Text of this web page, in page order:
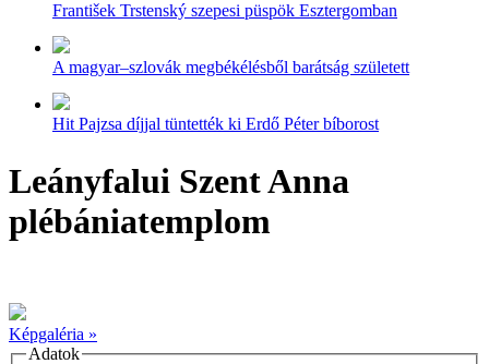
František Trstenský szepesi püspök Esztergomban
A magyar–szlovák megbékélésből barátság született
Hit Pajzsa díjjal tüntették ki Erdő Péter bíborost
Leányfalui Szent Anna
plébániatemplom
Képgaléria »
Adatok